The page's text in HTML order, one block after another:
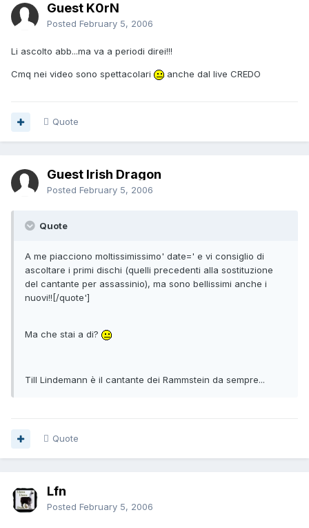
Guest K0rN
Posted February 5, 2006
Li ascolto abb...ma va a periodi direi!!!
Cmq nei video sono spettacolari anche dal live CREDO
Quote
Guest Irish Dragon
Posted February 5, 2006
Quote
A me piacciono moltissimissimo' date=' e vi consiglio di
ascoltare i primi dischi (quelli precedenti alla sostituzione
del cantante per assassinio), ma sono bellissimi anche i
nuovi!![/quote']
Ma che stai a di?
Till Lindemann è il cantante dei Rammstein da sempre...
Quote
Lfn
Posted February 5, 2006